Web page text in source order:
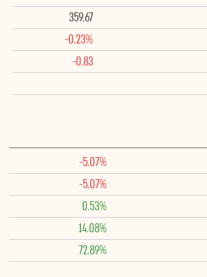
359.67
-0.23%
-0.83
-5.07%
-5.07%
0.53%
14.08%
72.89%